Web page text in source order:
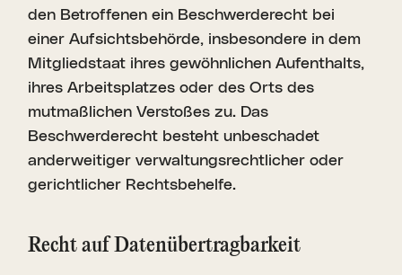
den Betroffenen ein Beschwerderecht bei
einer Aufsichtsbehörde, insbesondere in dem
Mitgliedstaat ihres gewöhnlichen Aufenthalts,
ihres Arbeitsplatzes oder des Orts des
mutmaßlichen Verstoßes zu. Das
Beschwerderecht besteht unbeschadet
anderweitiger verwaltungsrechtlicher oder
gerichtlicher Rechtsbehelfe.
Recht auf Daten­übertrag­barkeit